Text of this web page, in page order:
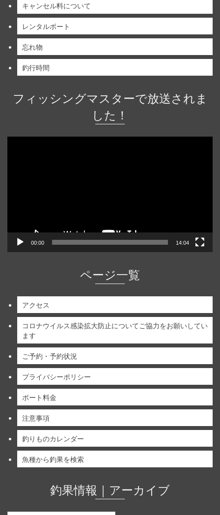
キャンセル料について
レンタルボート
忘れ物
釣行時間
フィッシングマスターで放送されま
した！
00:00 14:04
ページ一覧
アクセス
コロナウイルス感染拡大防止についてご協力をお願いしてい
ます
ご予約・予約状況
プライバシーポリシー
ボート料金
注意事項
釣りものカレンダー
魚種から釣果を検索
釣果情報｜アーカイブ